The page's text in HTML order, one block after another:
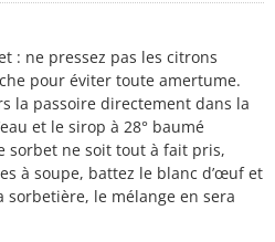
: ne pressez pas les citrons
pour éviter toute amertume.
la passoire directement dans la
et le sirop à 28° baumé
sorbet ne soit tout à fait pris,
à soupe, battez le blanc d’œuf et
sorbetière, le mélange en sera